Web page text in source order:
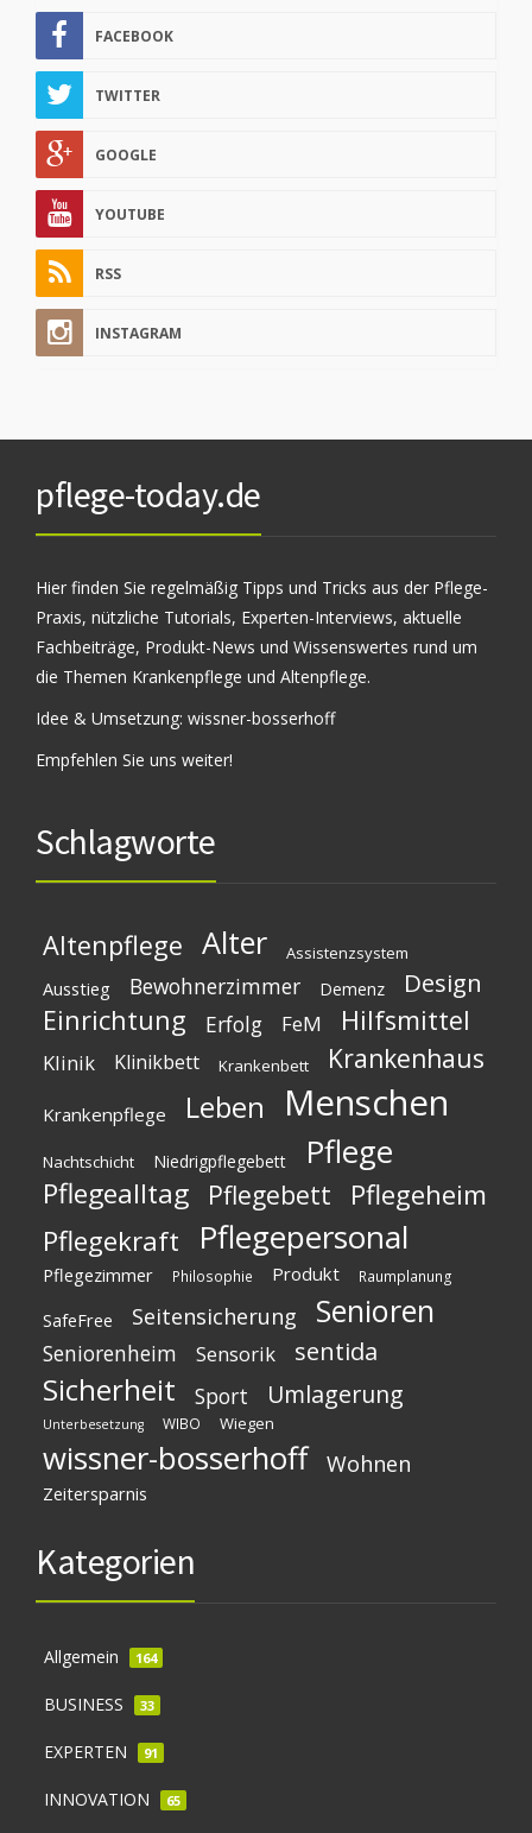
FACEBOOK
TWITTER
GOOGLE
YOUTUBE
RSS
INSTAGRAM
pflege-today.de
Hier finden Sie regelmäßig Tipps und Tricks aus der Pflege-
Praxis, nützliche Tutorials, Experten-Interviews, aktuelle
Fachbeiträge, Produkt-News und Wissenswertes rund um
die Themen Krankenpflege und Altenpflege.
Idee & Umsetzung: wissner-bosserhoff
Empfehlen Sie uns weiter!
Schlagworte
Altenpflege Alter Assistenzsystem
Ausstieg Bewohnerzimmer Demenz Design
Einrichtung Erfolg FeM Hilfsmittel
Klinik Klinikbett Krankenbett Krankenhaus
Krankenpflege Leben Menschen
Nachtschicht Niedrigpflegebett Pflege
Pflegealltag Pflegebett
Pflegeheim
Pflegekraft
Pflegepersonal
Pflegezimmer Philosophie Produkt Raumplanung
SafeFree Seitensicherung Senioren
Seniorenheim Sensorik sentida
Sicherheit Sport Umlagerung
Unterbesetzung WIBO Wiegen
wissner-bosserhoff Wohnen
Zeitersparnis
Kategorien
Allgemein 164
BUSINESS 33
EXPERTEN 91
INNOVATION 65